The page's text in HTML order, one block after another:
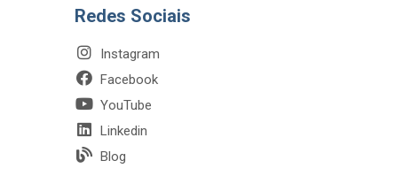
Redes Sociais
Instagram
Facebook
YouTube
Linkedin
Blog